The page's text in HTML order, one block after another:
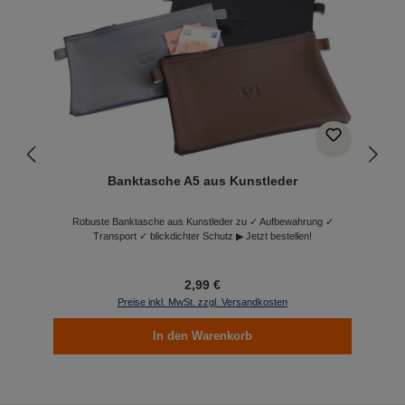
Banktasche A5 aus Kunstleder
Robuste Banktasche aus Kunstleder zu ✓ Aufbewahrung ✓
Transport ✓ blickdichter Schutz ▶ Jetzt bestellen!
2,99 €
Preise inkl. MwSt. zzgl. Versandkosten
In den Warenkorb